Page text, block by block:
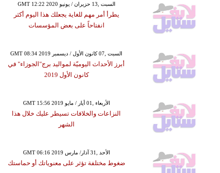
GMT 12:22 2020 السبت ,13 حزيران / يونيو
يطرأ أمر مهم للغاية يجعلك هذا اليوم أكثر
انفتاحاً على بعض المؤسسات
GMT 08:34 2019 السبت ,07 كانون الأول / ديسمبر
أبرز الأحداث اليوميّة لمواليد برج"الجوزاء" في
كانون الأول 2019
GMT 15:56 2019 الأربعاء ,01 أيار / مايو
النزاعات والخلافات تسيطر عليك خلال هذا
الشهر
GMT 06:16 2019 الأحد ,31 آذار/ مارس
ضغوط مختلفة تؤثر على معنوياتك أو حماستك